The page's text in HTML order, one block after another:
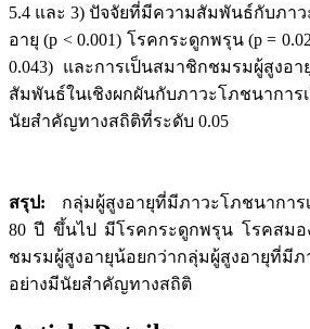
5.4 และ 3) ปัจจัยที่มีความสัมพันธ์กับภา
อายุ (p < 0.001) โรคกระดูกพรุน (p =
0.043) และการเป็นสมาชิกชมรมผู้สูงอ
สัมพันธ์ในเชิงผกผันกับภาวะโภชนาการ
นัยสำคัญทางสถิติที่ระดับ 0.05
สรุป: กลุ่มผู้สูงอายุที่มีภาวะโภชนากา
80 ปี ขึ้นไป มีโรคกระดูกพรุน โรคสมอ
ชมรมผู้สูงอายุน้อยกว่ากลุ่มผู้สูงอายุที่มี
อย่างมีนัยสำคัญทางสถิติ